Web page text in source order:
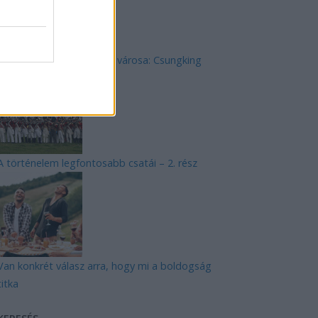
felkapott cyberpunk városa: Csungking
történelem legfontosabb csatái – 2. rész
konkrét válasz arra, hogy mi a boldogság